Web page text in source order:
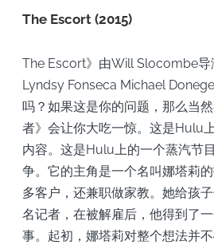
The Escort (2015)
The Escort》由Will Slocombe导
Lyndsy Fonseca Michael
吗？如果这是你的问题，那么当
者》会让你大吃一惊。这是Hulu
内容。这是Hulu上的一个蒸汽节
争。它的主角是一个名叫娜塔莉
多客户，还兼职做家教。她给孩
名记者，在被解雇后，他得到了
事。起初，娜塔莉对整个想法并